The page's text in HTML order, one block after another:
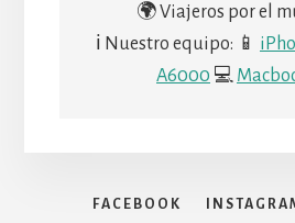
🌍 Viajeros por el
ℹ Nuestro equipo: 📱
A6000 💻
FACEBOOK